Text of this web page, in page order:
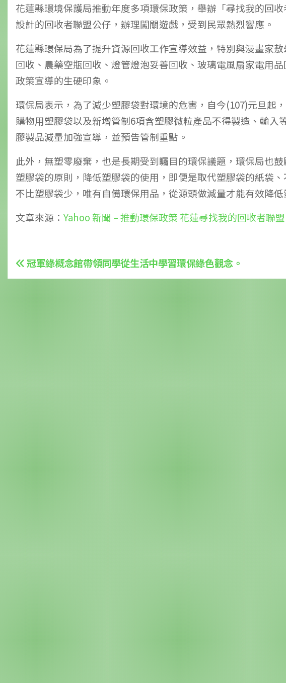
花蓮縣環境保護局推動年度多項環保政策，舉辦「尋找我的回
設計的回收者聯盟公仔，辦理闖關遊戲，受到民眾熱烈響應。
花蓮縣環保局為了提升資源回收工作宣導效益，特別與漫畫家
回收、農藥空瓶回收、燈管燈泡妥善回收、玻璃電風扇家電用
政策宣導的生硬印象。
環保局表示，為了減少塑膠袋對環境的危害，自今(107)元旦起
購物用塑膠袋以及新增管制6項含塑膠微粒產品不得製造、輸
膠製品減量加強宣導，並預告管制重點。
此外，無塑零廢棄，也是長期受到矚目的環保議題，環保局也
塑膠袋的原則，降低塑膠袋的使用，即便是取代塑膠袋的紙袋
不比塑膠袋少，唯有自備環保用品，從源頭做減量才能有效降低
文章來源： Yahoo 新聞 – 推動環保政策 花蓮尋找我的回收者聯盟
文
章
導
覽
冠軍綠概念館帶領同學從生活中學習環保綠色觀念。